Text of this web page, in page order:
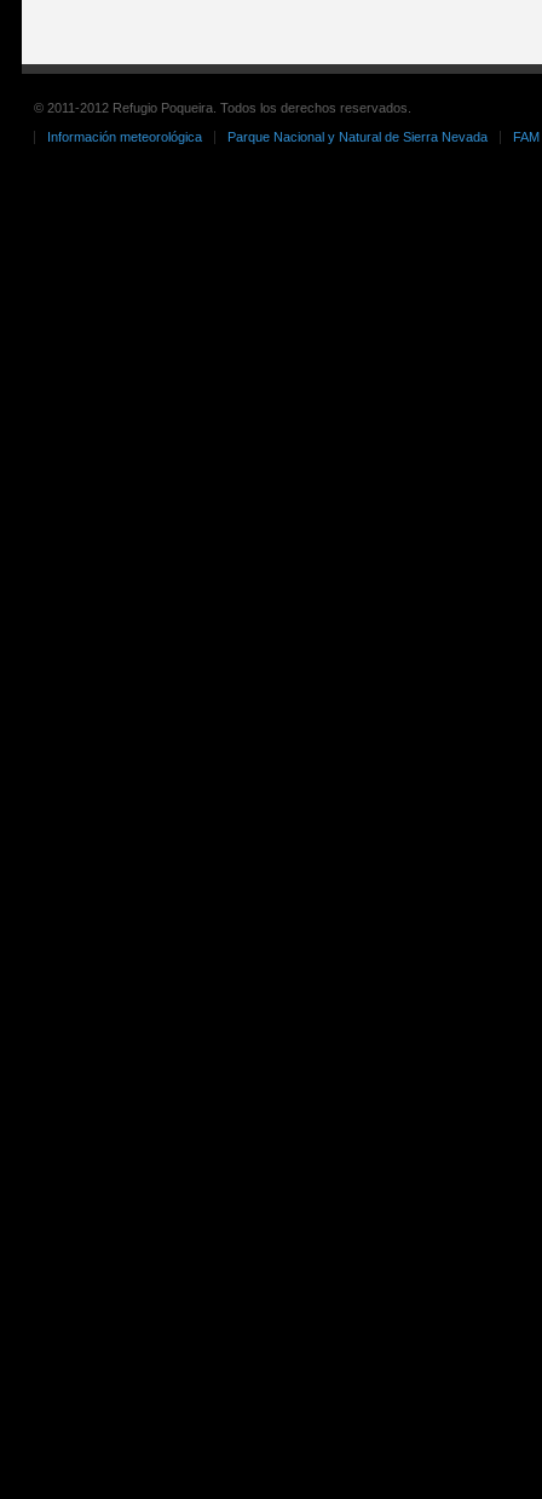
© 2011-2012 Refugio Poqueira. Todos los derechos reservados.
Información meteorológica
Parque Nacional y Natural de Sierra Nevada FAM